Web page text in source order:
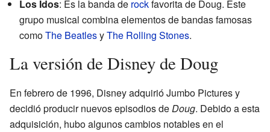
Los Idos: Es la banda de rockfavorita de Doug. Este
grupo musical combina elementos de bandas famosas
comoThe BeatlesyThe Rolling Stones.
La versión de Disney de Doug
En febrero de 1996, Disney adquirió Jumbo Pictures y
decidió producir nuevos episodios deDoug. Debido a esta
adquisición, hubo algunos cambios notables en el